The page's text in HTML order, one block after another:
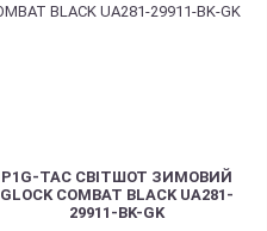
P1G-TAC СВІТШОТ ЗИМОВИЙ
GLOCK COMBAT BLACK UA281-
29911-BK-GK